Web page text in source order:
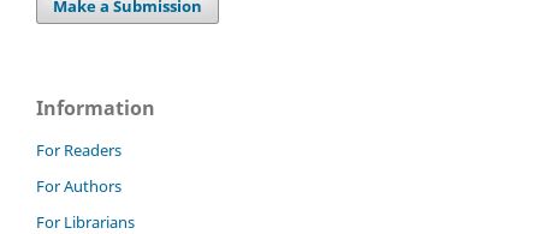
Make a Submission
Information
For Readers
For Authors
For Librarians